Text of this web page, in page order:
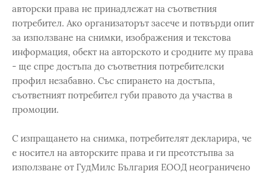
авторски права не принадлежат на съответния
потребител. Ако организаторът засече и потвърди опит
за използване на снимки, изображения и текстова
информация, обект на авторското и сродните му права
- ще спре достъпа до съответния потребителски
профил незабавно. Със спирането на достъпа,
съответният потребител губи правото да участва в
промоции.
С изпращането на снимка, потребителят декларира, че
е носител на авторските права и ги преотстъпва за
използване от ГудМилс България ЕООД неограничено